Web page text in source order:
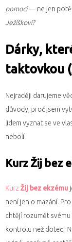
pomoci— ne jen
Ježíškovi?
Dárky,
taktovkou
Nejraději darujeme
důvody, proč jsem
lidem vyznat se ve
nebolí.
Kurz Žij bez
KurzŽij bez ekzému
není jen o mazání.
chtějí rozumět svému
kontrolu než doteď.